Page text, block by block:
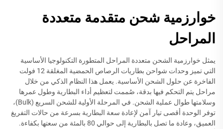
خوارزمية شحن متقدمة متعددة
المراحل
يمثل خوارزمية الشحن متعددة المراحل المتطورة التكنولوجيا الأساسية
التي تميز وحدات شواحن بطاريات الرصاص الحمضية المغلقة 12 فولت
الفاخرة عن حلول الشحن الأساسية. يعمل هذا النظام الذكي من خلال
مراحل يتم التحكم فيها بدقة، صُممت لتعظيم أداء البطارية وطول عمرها
وسلامتها طوال عملية الشحن. في المرحلة الأولية للشحن السريع (Bulk)،
توفر الوحدة أقصى تيار آمن لإعادة سعة البطارية بسرعة من حالات التفريغ
العميق، وعادة ما تصل بالبطارية إلى حوالي 80 بالمئة من سعتها بكفاءة.